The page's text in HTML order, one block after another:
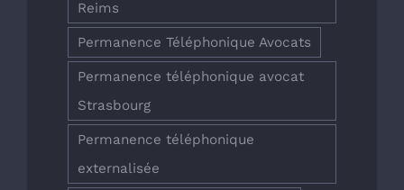
Reims
Permanence Téléphonique Avocats
Permanence téléphonique avocat
Strasbourg
Permanence téléphonique
externalisée